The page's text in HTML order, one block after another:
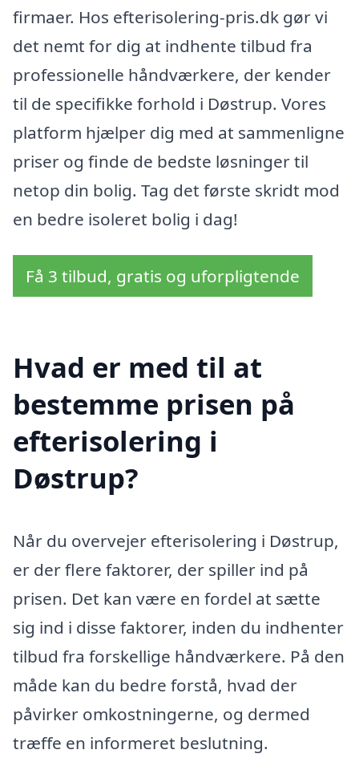
firmaer. Hos efterisolering-pris.dk gør vi
det nemt for dig at indhente tilbud fra
professionelle håndværkere, der kender
til de specifikke forhold i Døstrup. Vores
platform hjælper dig med at sammenligne
priser og finde de bedste løsninger til
netop din bolig. Tag det første skridt mod
en bedre isoleret bolig i dag!
Få 3 tilbud, gratis og uforpligtende
Hvad er med til at
bestemme prisen på
efterisolering i
Døstrup?
Når du overvejer efterisolering i Døstrup,
er der flere faktorer, der spiller ind på
prisen. Det kan være en fordel at sætte
sig ind i disse faktorer, inden du indhenter
tilbud fra forskellige håndværkere. På den
måde kan du bedre forstå, hvad der
påvirker omkostningerne, og dermed
træffe en informeret beslutning.